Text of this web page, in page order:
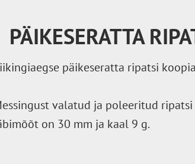
PÄIKESERATTA
päikeseratta ripatsi
valatud ja poleeritud ripatsi
on 30 mm ja kaal 9 g.